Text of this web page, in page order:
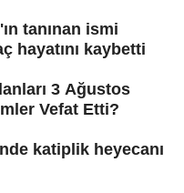
tanınan ismi
hayatını kaybetti
3 Ağustos
Vefat Etti?
katiplik heyecanı